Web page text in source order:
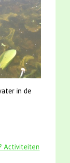
nieuwsbrief-
snoekje MOOI
1 snoekje elly
28 brasem
in de
Activiteiten